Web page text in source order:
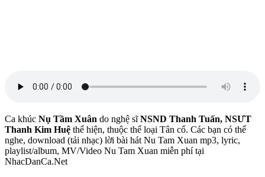
Ca khúc Nụ Tầm Xuân do nghệ sĩNSND Thanh Tuấn, NSƯT
Thanh Kim Huệ thể hiện, thuộc thể loại Tân cổ. Các bạn có thể
nghe, download (tải nhạc) lời bài hát Nu Tam Xuan mp3, lyric,
playlist/album, MV/Video Nu Tam Xuan miễn phí tại
NhacDanCa.Net